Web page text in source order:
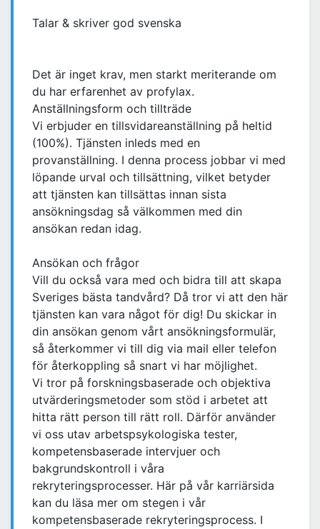
Talar & skriver god svenska
Det är inget krav, men starkt meriterande om
du har erfarenhet av profylax.
Anställningsform och tillträde
Vi erbjuder en tillsvidareanställning på heltid
(100%). Tjänsten inleds med en
provanställning. I denna process jobbar vi med
löpande urval och tillsättning, vilket betyder
att tjänsten kan tillsättas innan sista
ansökningsdag så välkommen med din
ansökan redan idag.
Ansökan och frågor
Vill du också vara med och bidra till att skapa
Sveriges bästa tandvård? Då tror vi att den här
tjänsten kan vara något för dig! Du skickar in
din ansökan genom vårt ansökningsformulär,
så återkommer vi till dig via mail eller telefon
för återkoppling så snart vi har möjlighet.
Vi tror på forskningsbaserade och objektiva
utvärderingsmetoder som stöd i arbetet att
hitta rätt person till rätt roll. Därför använder
vi oss utav arbetspsykologiska tester,
kompetensbaserade intervjuer och
bakgrundskontroll i våra
rekryteringsprocesser. Här på vår karriärsida
kan du läsa mer om stegen i vår
kompetensbaserade rekryteringsprocess. I